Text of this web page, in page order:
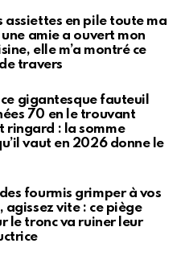
assiettes en pile toute ma
amie a ouvert mon
elle m’a montré ce
travers
gigantesque fauteuil
70 en le trouvant
ringard : la somme
vaut en 2026 donne le
fourmis grimper à vos
agissez vite : ce piège
le tronc va ruiner leur